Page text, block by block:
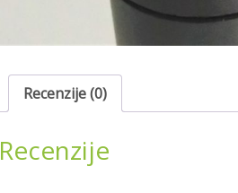
Recenzije (0)
Recenzije